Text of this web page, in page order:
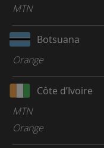
MTN
Botsuana
Orange
Côte d’Ivoire
MTN
Orange